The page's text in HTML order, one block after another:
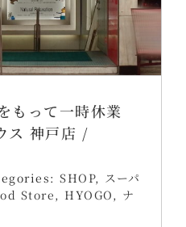
もって一時休業
ス 神戸店 /
SHOP, スーパ
Store, HYOGO , ナ